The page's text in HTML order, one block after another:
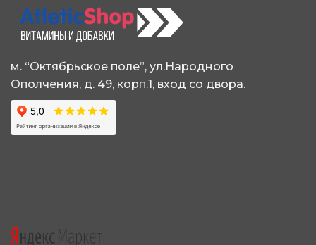
выбрать
на
товара.
м. “Октябрьское поле”, ул.Народного
Ополчения, д. 49, корп.1, вход со двора.